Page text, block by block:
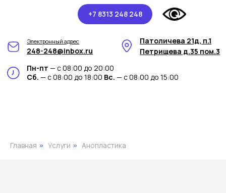
+7 8313 248 248
Пн-пт — с 08:00 до 20:00
Сб.— с 08:00 до 18:00Вс.— с 08:00 до 15:00
Главная » Услуги » Анопластика